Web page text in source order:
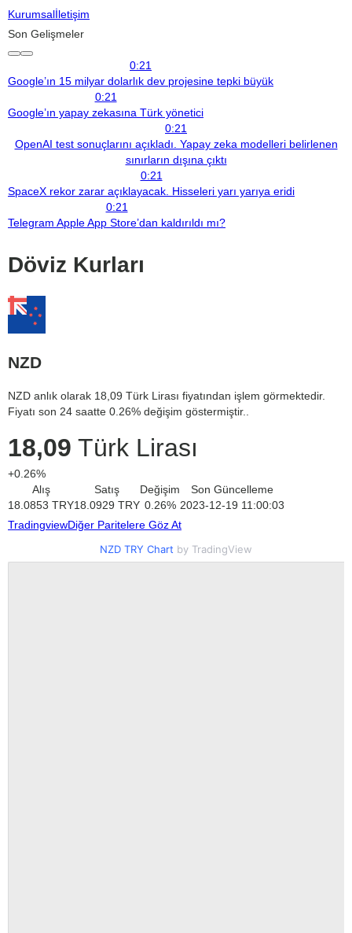
Kurumsalİletişim
Son Gelişmeler
0:21
Google’ın 15 milyar dolarlık dev projesine tepki büyük
0:21
Google’ın yapay zekasına Türk yönetici
0:21
OpenAI test sonuçlarını açıkladı. Yapay zeka modelleri belirlenen
sınırların dışına çıktı
0:21
SpaceX rekor zarar açıklayacak. Hisseleri yarı yarıya eridi
0:21
Telegram Apple App Store’dan kaldırıldı mı?
Döviz Kurları
NZD
NZD anlık olarak 18,09 Türk Lirası fiyatından işlem görmektedir.
Fiyatı son 24 saatte 0.26% değişim göstermiştir..
18,09 Türk Lirası
+0.26%
Alış
18.0853 TRY
Satış
18.0929 TRY
Değişim
0.26%
Son Güncelleme
2023-12-19 11:00:03
TradingviewDiğer Paritelere Göz At
NZD TRY Chart by TradingView